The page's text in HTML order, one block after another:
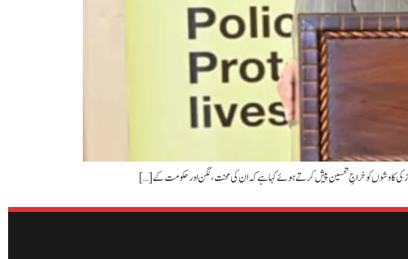
ورکرز کی کاوشوں کو خراجِ تحسین پیش کرتے ہوئے کہا ہے کہ ان کی محنت، لگن اور حکومت کے […]